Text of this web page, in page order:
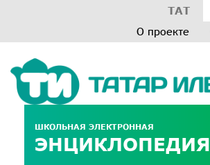
ТАТ
О проекте
ШКОЛЬНАЯ ЭЛЕКТРОННАЯ
ЭНЦИКЛОПЕДИЯ